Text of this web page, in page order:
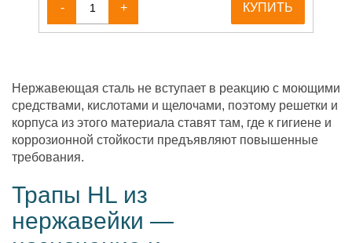
- + КУПИТЬ
Нержавеющая сталь не вступает в реакцию с моющими
средствами, кислотами и щелочами, поэтому решетки и
корпуса из этого материала ставят там, где к гигиене и
коррозионной стойкости предъявляют повышенные
требования.
Трапы HL из
нержавейки —